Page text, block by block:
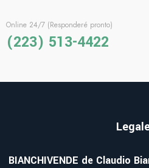
Online 24/7 (Responderé pronto)
(223) 513-4422
BIANCHIVENDE de Claudio